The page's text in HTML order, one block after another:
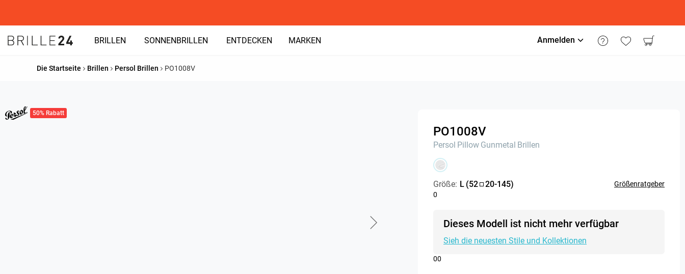
BRILLEN SONNENBRILLEN ENTDECKEN MARKEN Anmelden
Die Startseite Brillen Persol Brillen PO1008V
50% Rabatt
PO1008V
Persol Pillow Gunmetal Brillen
Größe: L (52 20-145)
Größenratgeber
0
Dieses Modell ist nicht mehr verfügbar
Sieh die neuesten Stile und Kollektionen
00